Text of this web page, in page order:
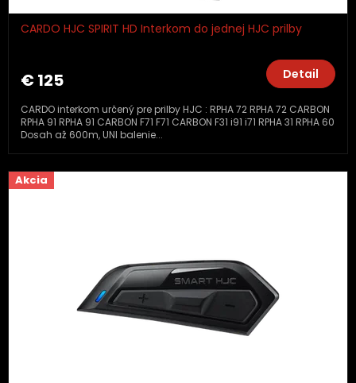
CARDO HJC SPIRIT HD Interkom do jednej HJC prilby
€ 125 Detail
CARDO interkom určený pre prilby HJC : RPHA 72 RPHA 72 CARBON
RPHA 91 RPHA 91 CARBON F71 F71 CARBON F31 i91 i71 RPHA 31 RPHA 60
Dosah až 600m, UNI balenie...
Akcia